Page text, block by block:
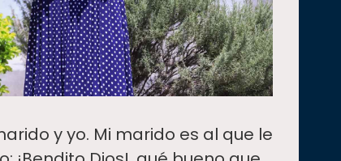
y yo. Mi marido es al que le